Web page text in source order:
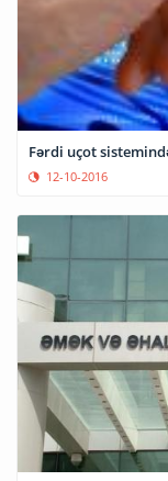
Fərdi uçot
12-10-2016